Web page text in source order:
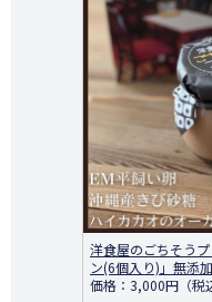
洋食屋のごちそう
ン(6個入り)」無添
価格：3,000円（税